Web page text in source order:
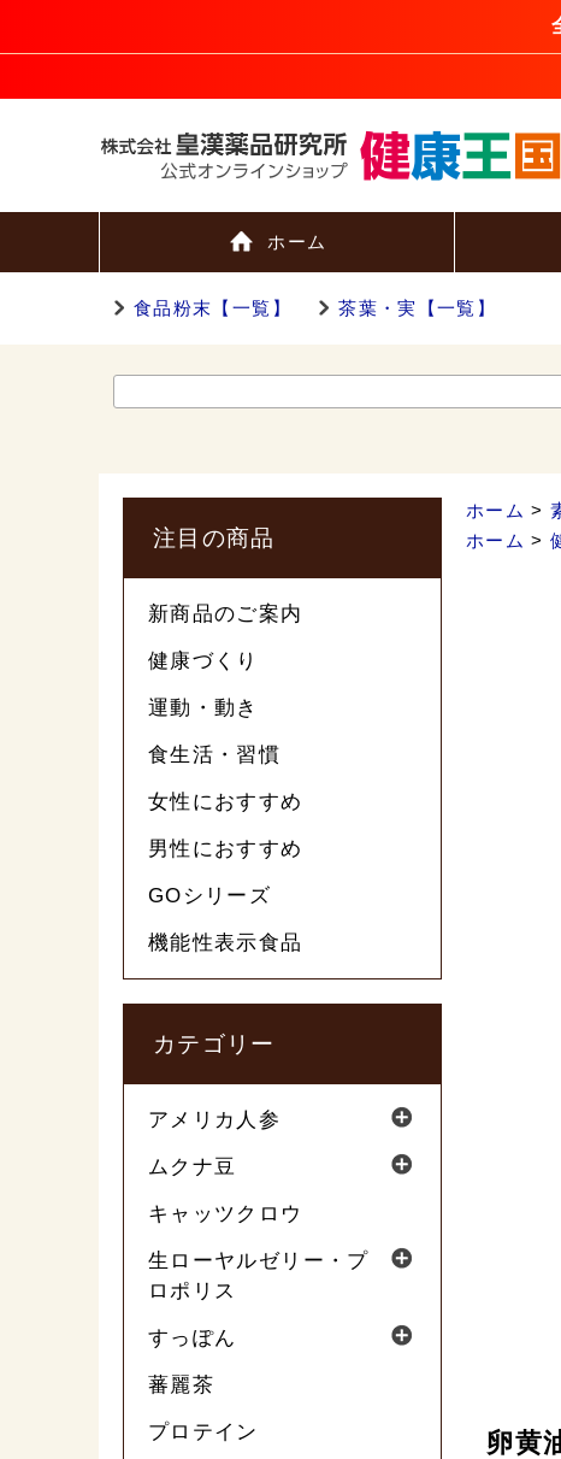
ホーム
食品粉末【一覧】 茶葉・実【一覧】
ホーム >
ホーム >
卵黄
注目の商品
新商品のご案内
健康づくり
運動・動き
食生活・習慣
女性におすすめ
男性におすすめ
GOシリーズ
機能性表示食品
カテゴリー
アメリカ人参
ムクナ豆
キャッツクロウ
生ローヤルゼリー・プ
ロポリス
すっぽん
蕃麗茶
プロテイン